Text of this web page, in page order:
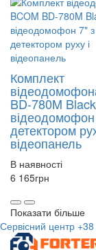
Комплект
BD-780M
детектором
відеопанель
В наявності
6 165грн
Показати більше
Сервісний центр